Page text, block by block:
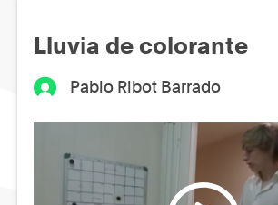
Lluvia de colorante
Pablo Ribot Barrado